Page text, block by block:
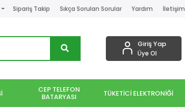
Sipariş Takip Sıkça Sorulan Sorular Yardım İletişim
Giriş Yap
Üye Ol
CEP TELEFON
BATARYASI TÜKETİCİ ELEKTRONİĞİ